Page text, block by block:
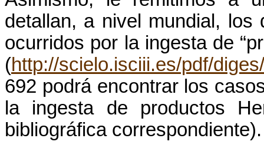
detallan, a nivel mundial, los
ocurridos por la ingesta de “
(http://scielo.isciii.es/pdf/
692 podráencontrar los
la ingesta de productos
bibliográfica correspondiente).